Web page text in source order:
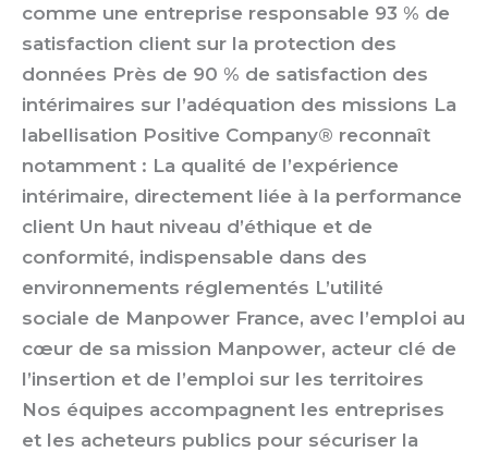
comme une entreprise responsable 93 % de
satisfaction client sur la protection des
données Près de 90 % de satisfaction des
intérimaires sur l’adéquation des missions La
labellisation Positive Company® reconnaît
notamment : La qualité de l’expérience
intérimaire, directement liée à la performance
client Un haut niveau d’éthique et de
conformité, indispensable dans des
environnements réglementés L’utilité
sociale de Manpower France, avec l’emploi au
cœur de sa mission Manpower, acteur clé de
l’insertion et de l’emploi sur les territoires
Nos équipes accompagnent les entreprises
et les acheteurs publics pour sécuriser la